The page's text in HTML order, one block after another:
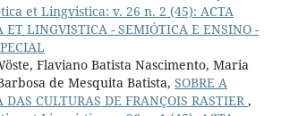
et Lingvistica: v. 26 n. 2 (45): ACTA
ET LINGVISTICA - SEMIÓTICA E ENSINO -
Flaviano Batista Nascimento, Maria
de Mesquita Batista, SOBRE A
DAS CULTURAS DE FRANÇOIS RASTIER ,